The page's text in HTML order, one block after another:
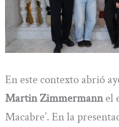
En este contexto abrió
Martin Zimmermannel
Macabre’. En la